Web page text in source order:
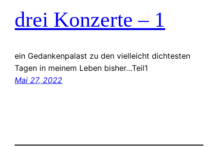
drei Konzerte – 1
ein Gedankenpalast zu den vielleicht dichtesten
Tagen in meinem Leben bisher…Teil1
Mai 27, 2022